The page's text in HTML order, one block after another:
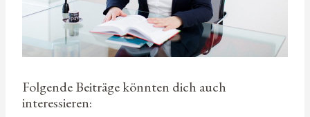
Folgende Beiträge könnten dich auch
interessieren: